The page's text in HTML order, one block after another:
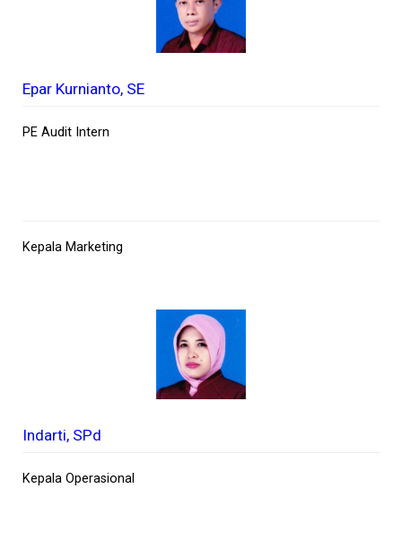
Epar Kurnianto, SE
PE Audit Intern
Kepala Marketing
Indarti, SPd
Kepala Operasional